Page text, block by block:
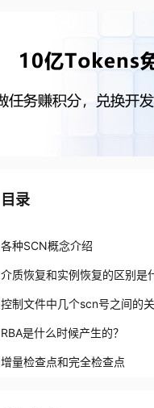
目录
各种SCN概念介绍
介质恢复和实例恢复的区别是
程又是怎样的？
控制文件中几个scn号之间的关
RBA是什么时候产生的？
增量检查点和完全检查点